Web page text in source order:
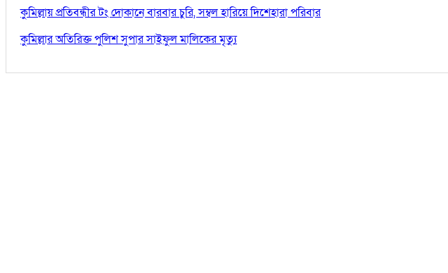
কুমিল্লায় প্রতিবন্ধীর টং দোকানে বারবার চুরি, সম্বল হারিয়ে দিশেহারা পরিবার
কুমিল্লার অতিরিক্ত পুলিশ সুপার সাইফুল মালিকের মৃত্যু